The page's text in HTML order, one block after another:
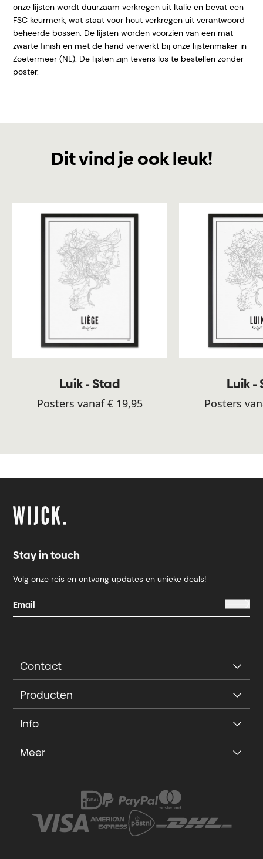
onze lijsten wordt duurzaam verkregen uit Italië en bevat een
FSC keurmerk, wat staat voor hout verkregen uit verantwoord
beheerde bossen. De lijsten worden voorzien van een mat
zwarte finish en met de hand verwerkt bij onze lijstenmaker in
Zoetermeer (NL). De lijsten zijn tevens los te bestellen zonder
poster.
Dit vind je ook leuk!
Luik - Stad
Posters vanaf € 19,95
Luik -
Posters
Stay in touch
Volg onze reis en ontvang updates en unieke deals!
Contact
Producten
Info
Meer